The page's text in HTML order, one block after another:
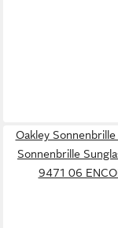
Oakley Sonnenbrille
Sonnenbrille
9471 06